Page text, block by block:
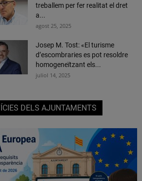
treballem per fer realitat el dret
a...
agost 25, 2025
Josep M. Tost: «El turisme
d’escombraries es pot resoldre
homogeneïtzant els...
juliol 14, 2025
DELS AJUNTAMENTS